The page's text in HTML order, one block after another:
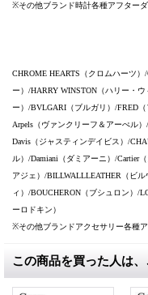
※その他ブランド時計各種アフターダ
CHROME HEARTS（クロムハーツ
ー）/HARRY WINSTON（ハリー・
ー）/BVLGARI（ブルガリ）/FRED（
Arpels（ヴァンクリーフ＆アーぺル
Davis（ジャスティンデイビス）/
ル）/Damiani（ダミアーニ）/Cartier
アジェ）/BILLWALLLEATHER（ビ
ィ）/BOUCHERON（ブシュロン）/
ーロドキン）
※その他ブランドアクセサリー各種ア
この商品を買った人は